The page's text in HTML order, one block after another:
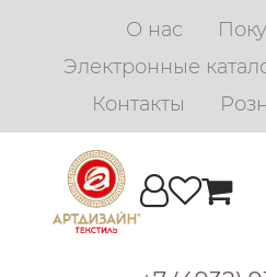
О нас
Электронные
Контакты